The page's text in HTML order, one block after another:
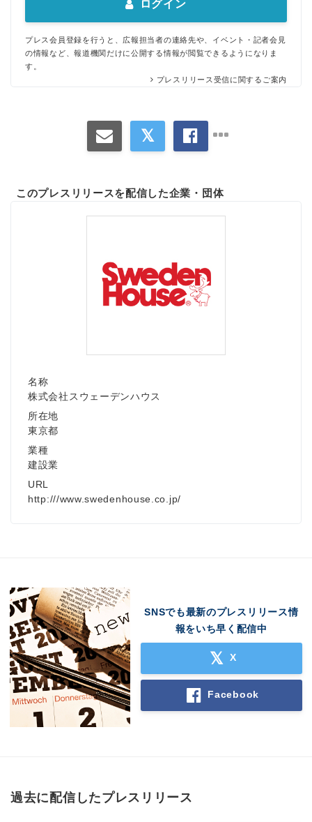
ログイン
プレス会員登録を行うと、広報担当者の連絡先や、イベント・記者会見
の情報など、報道機関だけに公開する情報が閲覧できるようになりま
す。
プレスリリース受信に関するご案内
このプレスリリースを配信した企業・団体
名称
株式会社スウェーデンハウス
所在地
東京都
業種
建設業
URL
http:///www.swedenhouse.co.jp/
SNSでも最新のプレスリリース情
報をいち早く配信中
X
Facebook
過去に配信したプレスリリース